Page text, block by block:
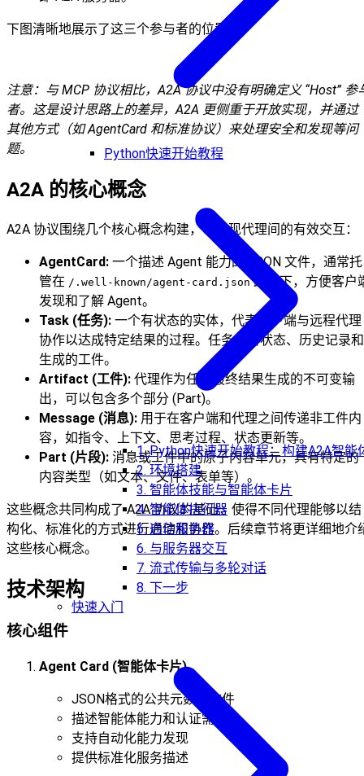
Python快速开始教程
1. Python快速开始教程：构建A2A智能
2. 环境搭建
3. 智能体技能与智能体卡片
4. 智能体执行器
5. 启动服务器
6. 与服务器交互
7. 流式传输与多轮对话
8. 下一步
快速入门
下图清晰地展示了这三个参与者的位置：
注意：与 MCP 协议相比，A2A 协议中没有明确定义 “Host” 参
者。这是设计思路上的差异，A2A 更侧重于开放实现，并通过
其他方式（如 AgentCard 和标准协议）来处理安全和发现等问
题。
A2A 的核心概念
A2A 协议围绕几个核心概念构建，以实现代理间的有效交互：
AgentCard: 一个描述 Agent 能力的 JSON 文件，通常托
管在 /.well-known/agent-card.json路径下，方便客户
发现和了解 Agent。
Task (任务): 一个有状态的实体，代表客户端与远程代理
协作以达成特定结果的过程。任务包含状态、历史记录和
生成的工件。
Artifact (工件): 代理作为任务最终结果生成的不可变输
出，可以包含多个部分 (Part)。
Message (消息): 用于在客户端和代理之间传递非工件内
容，如指令、上下文、思考过程、状态更新等。
Part (片段): 消息或工件中的原子内容单元，具有特定的
内容类型（如文本、文件、表单等）。
这些概念共同构成了 A2A 协议的基础，使得不同代理能够以结
构化、标准化的方式进行通信和协作。后续章节将更详细地介
这些核心概念。
技术架构
核心组件
Agent Card (智能体卡片)
JSON格式的公共元数据文件
描述智能体能力和认证需求
支持自动化能力发现
提供标准化服务描述